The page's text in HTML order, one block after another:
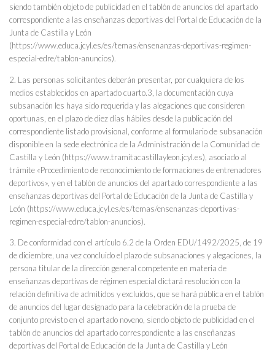
siendo también objeto de publicidad en el tablón de anuncios del apartado
correspondiente a las enseñanzas deportivas del Portal de Educación de la
Junta de Castilla y León
(https://www.educa.jcyl.es/es/temas/ensenanzas-deportivas-regimen-
especial-edre/tablon-anuncios).
2. Las personas solicitantes deberán presentar, por cualquiera de los
medios establecidos en apartado cuarto.3, la documentación cuya
subsanación les haya sido requerida y las alegaciones que consideren
oportunas, en el plazo de diez días hábiles desde la publicación del
correspondiente listado provisional, conforme al formulario de subsanación
disponible en la sede electrónica de la Administración de la Comunidad de
Castilla y León (https://www.tramitacastillayleon.jcyl.es), asociado al
trámite «Procedimiento de reconocimiento de formaciones de entrenadores
deportivos», y en el tablón de anuncios del apartado correspondiente a las
enseñanzas deportivas del Portal de Educación de la Junta de Castilla y
León (https://www.educa.jcyl.es/es/temas/ensenanzas-deportivas-
regimen-especial-edre/tablon-anuncios).
3. De conformidad con el artículo 6.2 de la Orden EDU/1492/2025, de 19
de diciembre, una vez concluido el plazo de subsanaciones y alegaciones, la
persona titular de la dirección general competente en materia de
enseñanzas deportivas de régimen especial dictará resolución con la
relación definitiva de admitidos y excluidos, que se hará pública en el tablón
de anuncios del lugar designado para la celebración de la prueba de
conjunto previsto en el apartado noveno, siendo objeto de publicidad en el
tablón de anuncios del apartado correspondiente a las enseñanzas
deportivas del Portal de Educación de la Junta de Castilla y León